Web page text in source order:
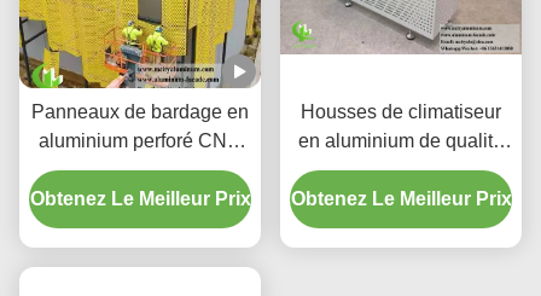
Panneaux de bardage en
aluminium perforé CNC
personnalisés avec
alliage 3003 H14/H24 et
revêtement PVDF pour
Obtenez Le Meilleur Prix
Housses de climatiseur
en aluminium de qualité
supérieure | Écrans de
protection décoratifs
Obtenez Le Meilleur Prix